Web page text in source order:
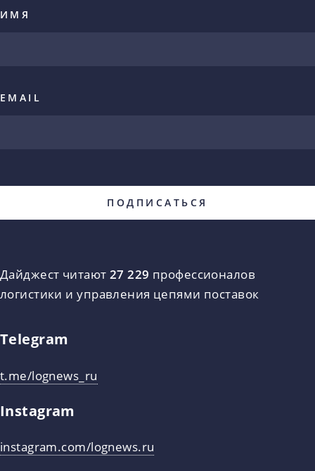
ИМЯ
EMAIL
Дайджест читают 27 229 профессионалов
логистики и управления цепями поставок
Telegram
t.me/lognews_ru
Instagram
instagram.com/lognews.ru